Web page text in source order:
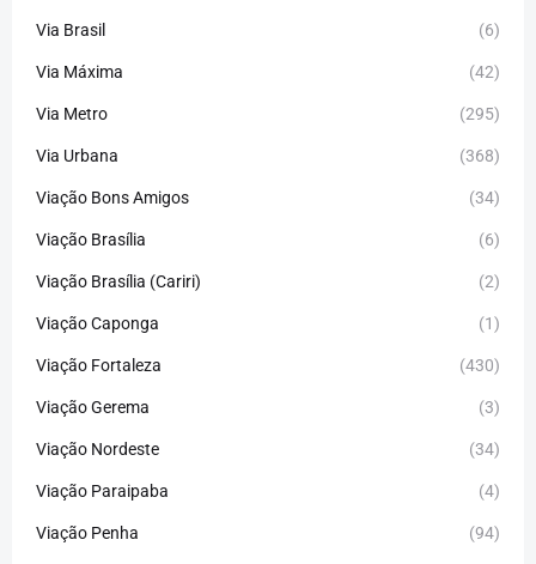
Via Brasil (6)
Via Máxima (42)
Via Metro (295)
Via Urbana (368)
Viação Bons Amigos (34)
Viação Brasília (6)
Viação Brasília (Cariri) (2)
Viação Caponga (1)
Viação Fortaleza (430)
Viação Gerema (3)
Viação Nordeste (34)
Viação Paraipaba (4)
Viação Penha (94)